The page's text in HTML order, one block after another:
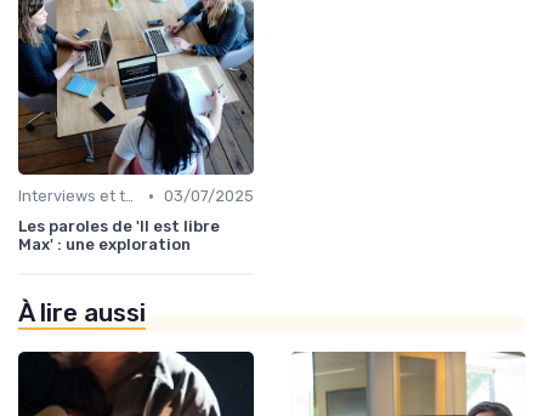
Interviews et témoignages • 03/07/2025
Les paroles de 'Il est libre
Max' : une exploration
À lire aussi